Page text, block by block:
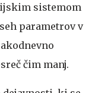
sistemom
parametrov v
čim manj.